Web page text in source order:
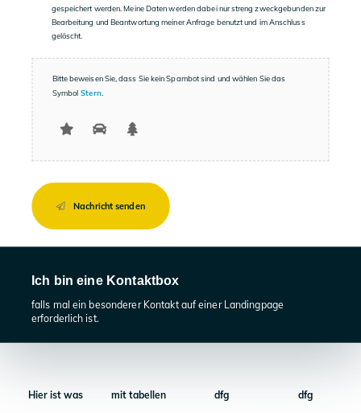
diesesgespeichert werden. Meine Daten werden dabei nur streng zweckgebunden zur
Bearbeitung und Beantwortung meiner Anfrage benutzt und im Anschluss
gelöscht.
Bitte beweisen Sie, dass Sie kein Spambot sind und wählen Sie das
Symbol Stern.
Nachricht senden
Ich bin eine Kontaktbox
falls mal ein besonderer Kontakt auf einer Landingpage
erforderlich ist.
Hier ist was mit tabellen dfg dfg